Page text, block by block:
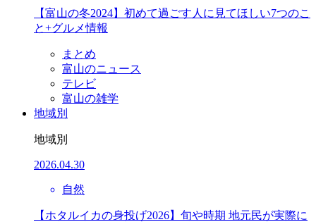
【富山の冬2024】初めて過ごす人に見てほしい7つのこ
と+グルメ情報
まとめ
富山のニュース
テレビ
富山の雑学
地域別
地域別
2026.04.30
自然
【ホタルイカの身投げ2026】旬や時期 地元民が実際に